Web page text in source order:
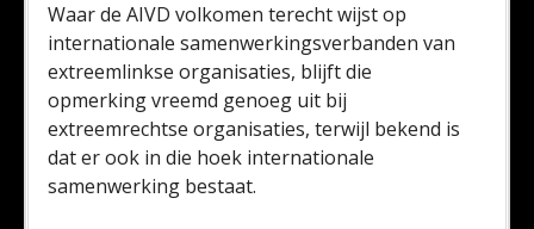
Waar de AIVD volkomen terecht wijst op
internationale samenwerkingsverbanden van
extreemlinkse organisaties, blijft die
opmerking vreemd genoeg uit bij
extreemrechtse organisaties, terwijl bekend is
dat er ook in die hoek internationale
samenwerking bestaat.